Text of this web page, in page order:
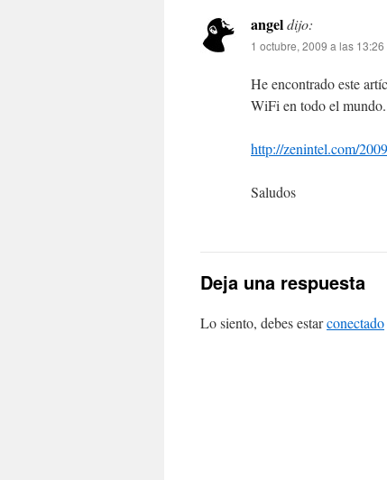
angeldijo:
1 octubre, 2009 a las 13:26
He encontrado este
WiFi en todo el
http://zenintel.com/
Saludos
Deja una respuesta
Lo siento, debes estarconectado